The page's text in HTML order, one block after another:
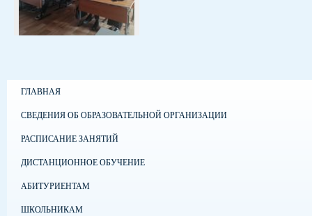
ГЛАВНАЯ
СВЕДЕНИЯ ОБ ОБРАЗОВАТЕЛЬНОЙ ОРГАНИЗАЦИИ
РАСПИСАНИЕ ЗАНЯТИЙ
ДИСТАНЦИОННОЕ ОБУЧЕНИЕ
АБИТУРИЕНТАМ
ШКОЛЬНИКАМ